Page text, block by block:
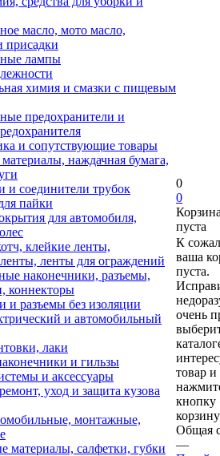
масло, мото масло,
присадки
лампы
химия и смазки с пищевым
предохранители и
и сопутствующие товары
наждачная бумага,
и соединители трубок
пайки
для автомобиля,
клейкие ленты,
ленты для ограждений
наконечники, разъемы,
коннекторы
и разъемы без изоляции
и автомобильный
лаки
и гильзы
и аксессуары
уход и защита кузова
монтажные,
материалы, салфетки, губки
0
0
пуста
К
ваша
пуста.
очень
товар и
кнопку
Общая
—